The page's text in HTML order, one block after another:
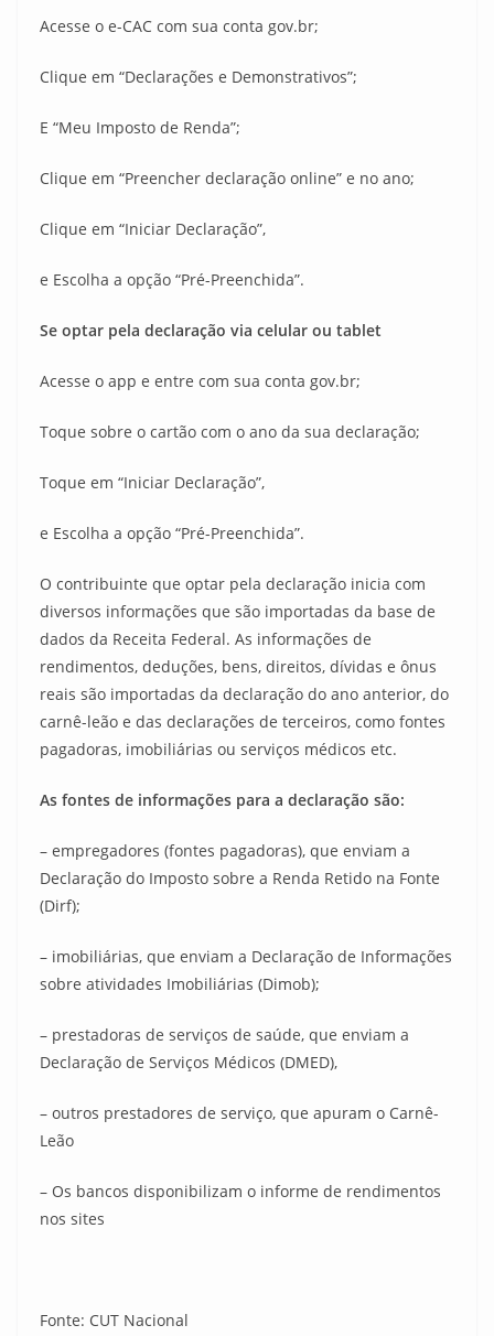
Acesse o e-CAC com sua conta gov.br;
Clique em “Declarações e Demonstrativos”;
E “Meu Imposto de Renda”;
Clique em “Preencher declaração online” e no ano;
Clique em “Iniciar Declaração”,
e Escolha a opção “Pré-Preenchida”.
Se optar pela declaração via celular ou tablet
Acesse o app e entre com sua conta gov.br;
Toque sobre o cartão com o ano da sua declaração;
Toque em “Iniciar Declaração”,
e Escolha a opção “Pré-Preenchida”.
O contribuinte que optar pela declaração inicia com
diversos informações que são importadas da base de
dados da Receita Federal. As informações de
rendimentos, deduções, bens, direitos, dívidas e ônus
reais são importadas da declaração do ano anterior, do
carnê-leão e das declarações de terceiros, como fontes
pagadoras, imobiliárias ou serviços médicos etc.
As fontes de informações para a declaração são:
– empregadores (fontes pagadoras), que enviam a
Declaração do Imposto sobre a Renda Retido na Fonte
(Dirf);
– imobiliárias, que enviam a Declaração de Informações
sobre atividades Imobiliárias (Dimob);
– prestadoras de serviços de saúde, que enviam a
Declaração de Serviços Médicos (DMED),
– outros prestadores de serviço, que apuram o Carnê-
Leão
– Os bancos disponibilizam o informe de rendimentos
nos sites
Fonte: CUT Nacional